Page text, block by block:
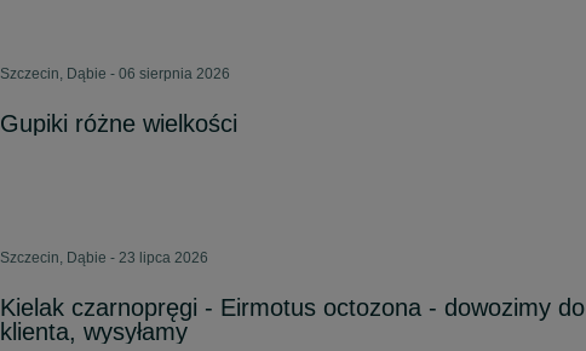
Szczecin, Dąbie - 06 sierpnia 2026
Gupiki różne wielkości
Szczecin, Dąbie - 23 lipca 2026
Kielak czarnopręgi - Eirmotus octozona - dowozimy do
klienta, wysyłamy